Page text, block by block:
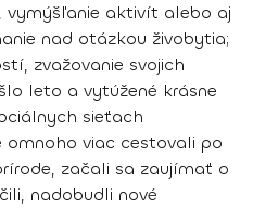
vymýšľanie aktivít alebo aj
nad otázkou živobytia;
zvažovanie svojich
leto a vytúžené krásne
sieťach
omnoho viac cestovali po
začali sa zaujímať o
nadobudli nové